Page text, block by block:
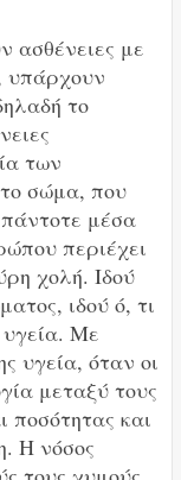
ασθένειες με
υπάρχουν
το
των
σώμα, που
μέσα
περιέχει
χολή. Ιδού
ιδού ό, τι
υγεία. Με
υγεία, όταν οι
μεταξύ τους
ποσότητας και
Η νόσος